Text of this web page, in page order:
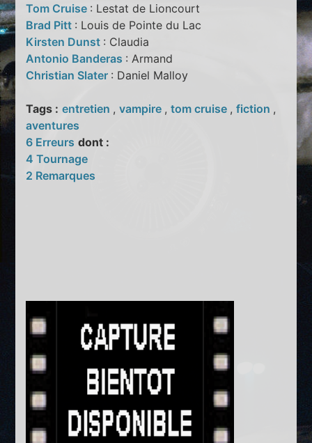
Tom Cruise : Lestat de Lioncourt
Brad Pitt : Louis de Pointe du Lac
Kirsten Dunst : Claudia
Antonio Banderas : Armand
Christian Slater : Daniel Malloy
Tags : entretien ,vampire ,tom cruise ,fiction ,
aventures
6 Erreurs dont :
4 Tournage
2 Remarques